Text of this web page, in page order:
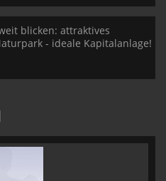
blicken: attraktives
- ideale Kapitalanlage!